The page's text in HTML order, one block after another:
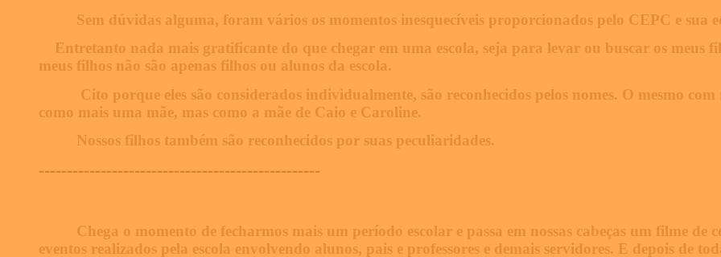
Sem dúvidas alguma, foram vários os momentos inesquecíveis proporcionados pelo CEPC e sua
Entretanto nada mais gratificante do que chegar em uma escola, seja para levar ou buscar os meus
meus filhos não são apenas filhos ou alunos da escola.
Cito porque eles são considerados individualmente, são reconhecidos pelos nomes. O mesmo
como mais uma mãe, mas como a mãe de Caio e Caroline.
Nossos filhos também são reconhecidos por suas peculiaridades.
--------------------------------------------------
Chega o momento de fecharmos mais um período escolar e passa em nossas cabeças um filme de
eventos realizados pela escola envolvendo alunos, pais e professores e demais servidores. E depois de